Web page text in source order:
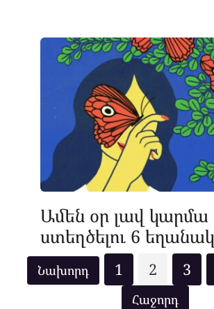
Ամեն օր լավ կարմա
ստեղծելու 6 եղանակ
Posts
pagination
1 2 3